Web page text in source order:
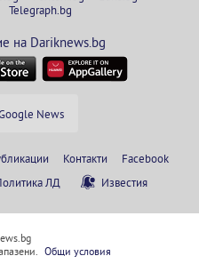
Telegraph.bg
на Dariknews.bg
News
Контакти
Facebook
ЛД Известия
Общи условия